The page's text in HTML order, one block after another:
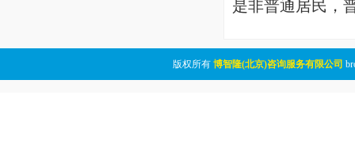
是非普通居民，
版权所有 博智隆(北京)咨询服务有限公司